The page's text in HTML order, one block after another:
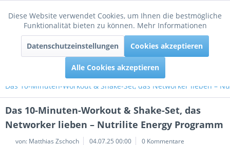
Menü
Das 10-Minuten-Workout & Shake-Set, das Networker lieben –
Das 10-Minuten-Workout & Shake-Set, das
Networker lieben – Nutrilite Energy Programm
von: Matthias Zschoch 04.07.25 00:00 0 Kommentare
Funktionale Aktiv
Tracking Inaktiv
Diese Website verwendet Cookies, um Ihnen die bestmögliche
Funktionalität bieten zu können. Mehr Informationen
Datenschutzeinstellungen Cookies akzeptieren
Alle Cookies akzeptieren